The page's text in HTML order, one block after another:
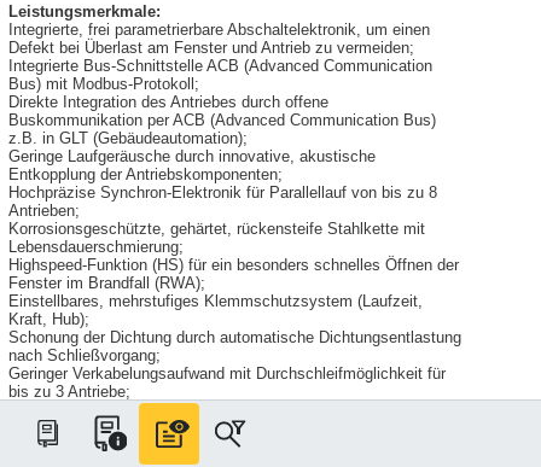
Leistungsmerkmale:
Integrierte, frei parametrierbare Abschaltelektronik, um einen
Defekt bei Überlast am Fenster und Antrieb zu vermeiden;
Integrierte Bus-Schnittstelle ACB (Advanced Communication
Bus) mit Modbus-Protokoll;
Direkte Integration des Antriebes durch offene
Buskommunikation per ACB (Advanced Communication Bus)
z.B. in GLT (Gebäudeautomation);
Geringe Laufgeräusche durch innovative, akustische
Entkopplung der Antriebskomponenten;
Hochpräzise Synchron-Elektronik für Parallellauf von bis zu 8
Antrieben;
Korrosionsgeschützte, gehärtet, rückensteife Stahlkette mit
Lebensdauerschmierung;
Highspeed-Funktion (HS) für ein besonders schnelles Öffnen der
Fenster im Brandfall (RWA);
Einstellbares, mehrstufiges Klemmschutzsystem (Laufzeit,
Kraft, Hub);
Schonung der Dichtung durch automatische Dichtungsentlastung
nach Schließvorgang;
Geringer Verkabelungsaufwand mit Durchschleifmöglichkeit für
bis zu 3 Antriebe;
Einfache Installation durch verpolungssicheres Steckersystem;
Anschluss wahlweise von links oder rechts möglich (Versorgung
inkl. Bussignale);